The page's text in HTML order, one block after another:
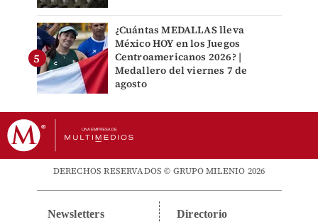
¿Cuántas MEDALLAS lleva
México HOY en los Juegos
Centroamericanos 2026? |
Medallero del viernes 7 de
agosto
DERECHOS RESERVADOS © GRUPO MILENIO 2026
Newsletters Directorio